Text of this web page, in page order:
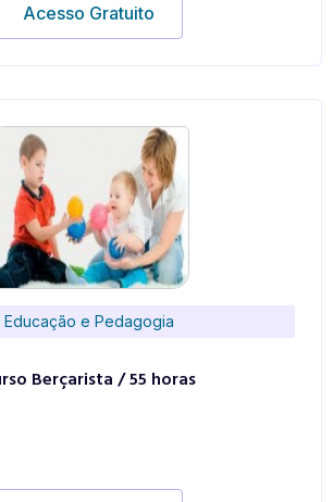
Acesso Gratuito
Educação e Pedagogia
Berçarista / 55 horas